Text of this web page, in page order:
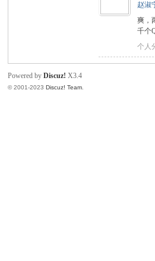
赵淑
爽，
千个
个人
Powered byDiscuz! X3.4
© 2001-2023Discuz! Team